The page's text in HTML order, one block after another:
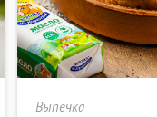
Выпечка